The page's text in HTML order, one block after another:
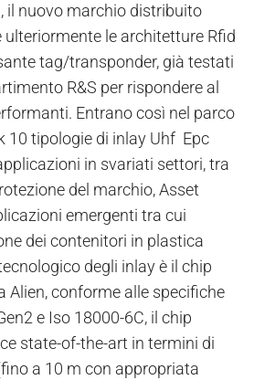
il nuovo marchio distribuito
ulteriormente le architetture Rfid
tag/transponder, già testati
R&S per rispondere al
Entrano così nel parco
10 tipologie di inlay Uhf Epc
in svariati settori, tra
del marchio, Asset
emergenti tra cui
dei contenitori in plastica
degli inlay è il chip
Alien, conforme alle specifiche
e Iso 18000-6C, il chip
state-of-the-art in termini di
a 10 m con appropriata